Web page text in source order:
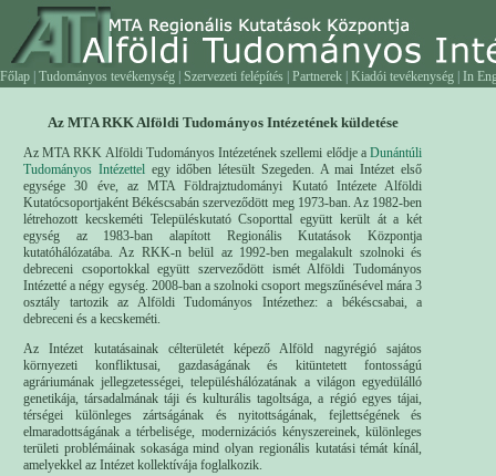
Főlap Tudományos tevékenység Szervezeti felépítés Partnerek Kiadói tevékenység In
Az MTA RKK Alföldi Tudományos Intézetének küldetése
Az MTA RKK Alföldi Tudományos Intézetének szellemi elődje a Dunántúli
Tudományos Intézettelegy időben létesült Szegeden. A mai Intézet első
egysége 30 éve, az MTA Földrajztudományi Kutató Intézete Alföldi
Kutatócsoportjaként Békéscsabán szerveződött meg 1973-ban. Az 1982-ben
létrehozott kecskeméti Településkutató Csoporttal együtt került át a két
egység az 1983-ban alapított Regionális Kutatások Központja
kutatóhálózatába. Az RKK-n belül az 1992-ben megalakult szolnoki és
debreceni csoportokkal együtt szerveződött ismét Alföldi Tudományos
Intézetté a négy egység. 2008-ban a szolnoki csoport megszűnésével mára 3
osztály tartozik az Alföldi Tudományos Intézethez: a békéscsabai, a
debreceni és a kecskeméti.
Az Intézet kutatásainak célterületét képező Alföld nagyrégió sajátos
környezeti konfliktusai, gazdaságának és kitüntetett fontosságú
agráriumának jellegzetességei, településhálózatának a világon egyedülálló
genetikája, társadalmának táji és kulturális tagoltsága, a régió egyes tájai,
térségei különleges zártságának és nyitottságának, fejlettségének és
elmaradottságának a térbelisége, modernizációs kényszereinek, különleges
területi problémáinak sokasága mind olyan regionális kutatási témát kínál,
amelyekkel az Intézet kollektívája foglalkozik.